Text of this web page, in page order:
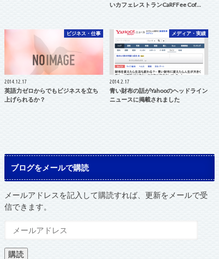
いカフェレストランCaRFFee Cof…
ビジネス・仕事
2014.12.17
英語力ゼロからでもビジネスを立ち
上げられるか？
メディア・実績
2014.2.17
青い財布の話がYahooのヘッドライン
ニュースに掲載されました
ブログをメールで購読
メールアドレスを記入して購読すれば、更新をメールで受
信できます。
ル
購読